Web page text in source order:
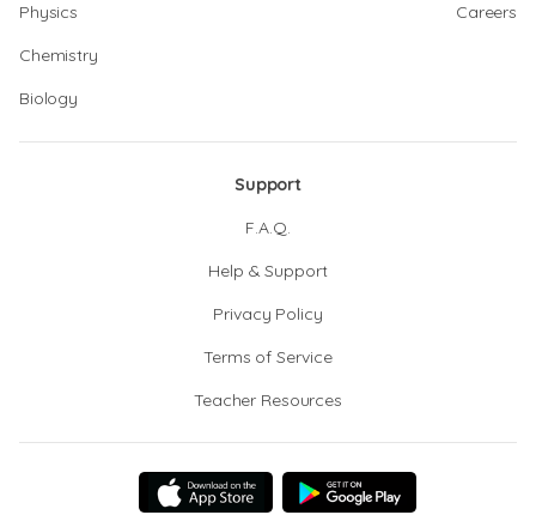
Physics
Chemistry
Biology
Careers
Support
F.A.Q.
Help & Support
Privacy Policy
Terms of Service
Teacher Resources